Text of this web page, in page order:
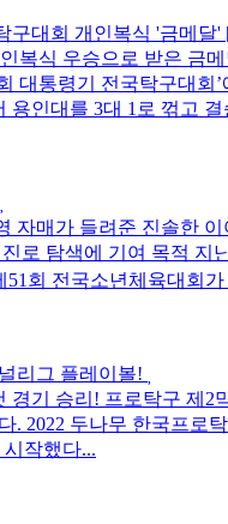
구대회 개인복식 '금메
복식 우승으로 받은 금
대통령기 전국탁구대
인대를 3대 1로 꺾고
자매가 들려준 진솔한
로 탐색에 기여 목적
회 전국소년체육대회가
리그 플레이볼!
기 승리! 프로탁구 제
2022 두나무 한국프로
작했다...